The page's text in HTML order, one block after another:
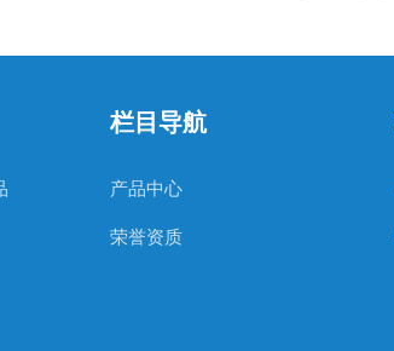
栏目导航
产品中心
荣誉资质